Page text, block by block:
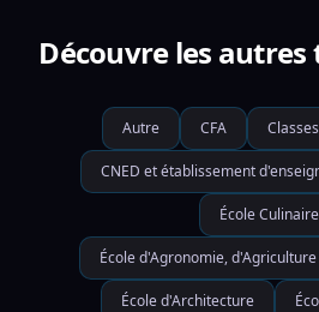
Découvre les autres
Autre CFA
CNED et établissement
École Culinaire
École d'Agronomie,
École d'Architecture